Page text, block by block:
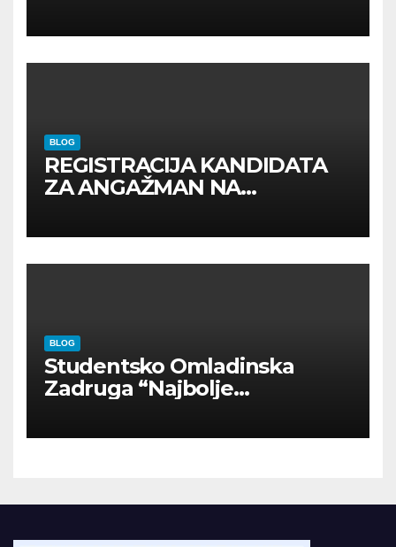
BLOG
REGISTRACIJA KANDIDATA
ZA ANGAŽMAN NA
BLOG
Studentsko Omladinska
Zadruga “Najbolje